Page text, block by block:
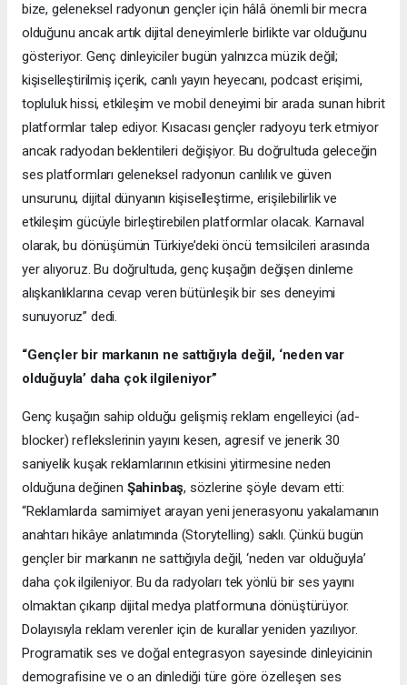
bize, geleneksel radyonun gençler için hâlâ önemli bir mecra
olduğunu ancak artık dijital deneyimlerle birlikte var olduğunu
gösteriyor. Genç dinleyiciler bugün yalnızca müzik değil;
kişiselleştirilmiş içerik, canlı yayın heyecanı, podcast erişimi,
topluluk hissi, etkileşim ve mobil deneyimi bir arada sunan hibrit
platformlar talep ediyor. Kısacası gençler radyoyu terk etmiyor
ancak radyodan beklentileri değişiyor. Bu doğrultuda geleceğin
ses platformları geleneksel radyonun canlılık ve güven
unsurunu, dijital dünyanın kişiselleştirme, erişilebilirlik ve
etkileşim gücüyle birleştirebilen platformlar olacak. Karnaval
olarak, bu dönüşümün Türkiye’deki öncü temsilcileri arasında
yer alıyoruz. Bu doğrultuda, genç kuşağın değişen dinleme
alışkanlıklarına cevap veren bütünleşik bir ses deneyimi
sunuyoruz” dedi.
“Gençler bir markanın ne sattığıyla değil, ‘neden var
olduğuyla’ daha çok ilgileniyor”
Genç kuşağın sahip olduğu gelişmiş reklam engelleyici (ad-
blocker) reflekslerinin yayını kesen, agresif ve jenerik 30
saniyelik kuşak reklamlarının etkisini yitirmesine neden
olduğuna değinen Şahinbaş, sözlerine şöyle devam etti:
“Reklamlarda samimiyet arayan yeni jenerasyonu yakalamanın
anahtarı hikâye anlatımında (Storytelling) saklı. Çünkü bugün
gençler bir markanın ne sattığıyla değil, ‘neden var olduğuyla’
daha çok ilgileniyor. Bu da radyoları tek yönlü bir ses yayını
olmaktan çıkarıp dijital medya platformuna dönüştürüyor.
Dolayısıyla reklam verenler için de kurallar yeniden yazılıyor.
Programatik ses ve doğal entegrasyon sayesinde dinleyicinin
demografisine ve o an dinlediği türe göre özelleşen ses